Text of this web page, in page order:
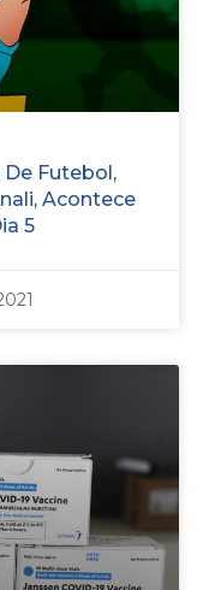
De Futebol,
Acontece
5